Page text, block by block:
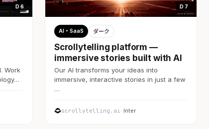
D 6
Work
D 7
AI・SaaS ダーク
Scrollytelling platform —
immersive stories built with AI
Our AI transforms your ideas into
immersive, interactive stories in just a few
…
scrollytelling.ai · Inter